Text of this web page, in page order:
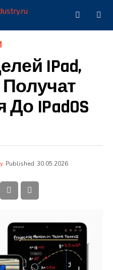
IPad,
IPadOS
Published 30.05.2026